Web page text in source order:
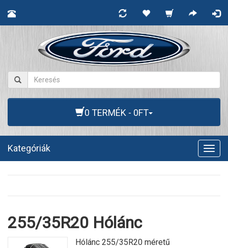
0 TERMÉK - 0FT
Kategóriák
255/35R20 Hólánc
Hólánc 255/35R20 méretű